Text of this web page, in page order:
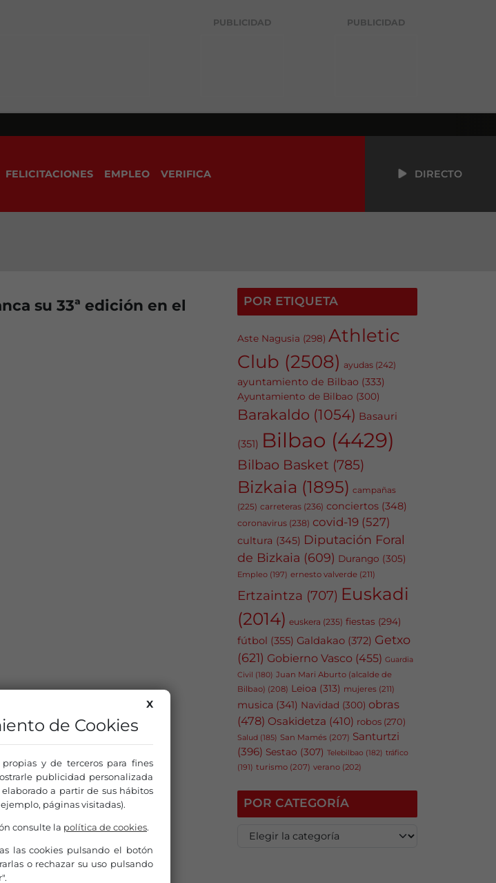
PUBLICIDAD PUBLICIDAD
FELICITACIONES EMPLEO VERIFICA DIRECTO
su 33ª edición en el
POR ETIQUETA
Aste Nagusia (298) Athletic
Club (2508) ayudas (242)
ayuntamiento de Bilbao (333)
Ayuntamiento de Bilbao (300)
Barakaldo (1054) Basauri
(351) Bilbao (4429)
Bilbao Basket (785)
Bizkaia (1895) campañas
(225) carreteras (236) conciertos (348)
coronavirus (238) covid-19 (527)
cultura (345) Diputación Foral
de Bizkaia (609) Durango (305)
Empleo (197) ernesto valverde (211)
Ertzaintza (707) Euskadi
(2014) euskera (235) fiestas (294)
fútbol (355) Galdakao (372) Getxo
(621) Gobierno Vasco (455) Guardia
Civil (180) Juan Mari Aburto (alcalde de
Bilbao) (208) Leioa (313) mujeres (211)
musica (341) Navidad (300) obras
(478) Osakidetza (410) robos (270)
Salud (185) San Mamés (207) Santurtzi
(396) Sestao (307) Telebilbao (182) tráfico
(191) turismo (207) verano (202)
POR CATEGORÍA
X
de Cookies
y de terceros para fines
publicidad personalizada
a partir de sus hábitos
páginas visitadas).
consulte la política de cookies.
las cookies pulsando el botón
o rechazar su uso pulsando